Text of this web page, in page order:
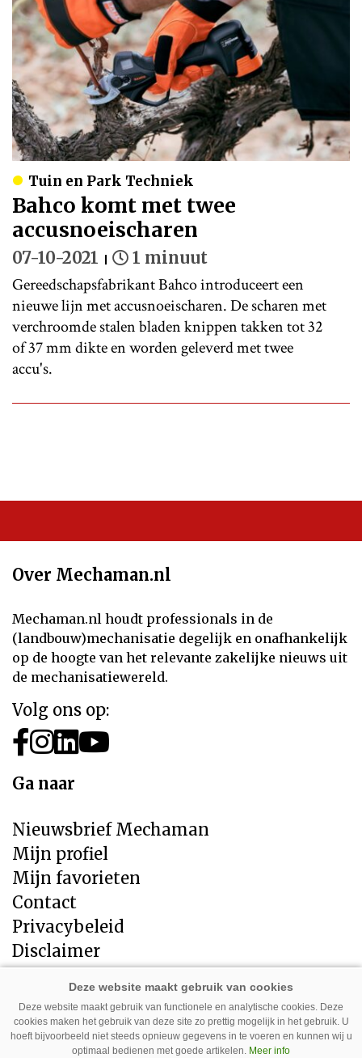
Tuin en Park Techniek
Bahco komt met twee
accusnoeischaren
07-10-2021 1 minuut
Gereedschapsfabrikant Bahco introduceert een
nieuwe lijn met accusnoeischaren. De scharen met
verchroomde stalen bladen knippen takken tot 32
of 37 mm dikte en worden geleverd met twee
accu's.
Over Mechaman.nl
Mechaman.nl houdt professionals in de
(landbouw)mechanisatie degelijk en onafhankelijk
op de hoogte van het relevante zakelijke nieuws uit
de mechanisatiewereld.
Volg ons op:
Ga naar
Nieuwsbrief Mechaman
Mijn profiel
Mijn favorieten
Contact
Privacybeleid
Disclaimer
Direct naar
LandbouwMechanisatie
Tuin en Park Techniek
Deze website maakt gebruik van functionele en analytische cookies. Deze
cookies maken het gebruik van deze site zo prettig mogelijk in het gebruik. U
hoeft bijvoorbeeld niet steeds opnieuw gegevens in te voeren en kunnen wij u
optimaal bedienen met goede artikelen. Meer info